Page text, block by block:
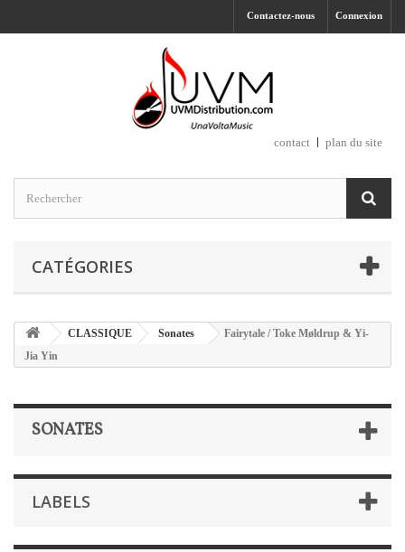
Connexion
Contactez-nous
contact plan du site
CATÉGORIES
CLASSIQUE Sonates
Fairytale / Toke Møldrup & Yi-
Jia Yin
SONATES
LABELS